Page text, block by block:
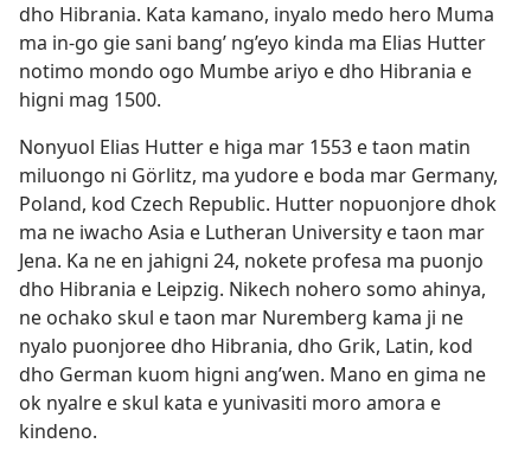
dho Hibrania. Kata kamano, inyalo medo hero Muma
ma in-go gie sani bang’ ng’eyo kinda ma Elias Hutter
notimo mondo ogo Mumbe ariyo e dho Hibrania e
higni mag 1500.
Nonyuol Elias Hutter e higa mar 1553 e taon matin
miluongo ni Görlitz, ma yudore e boda mar Germany,
Poland, kod Czech Republic. Hutter nopuonjore dhok
ma ne iwacho Asia e Lutheran University e taon mar
Jena. Ka ne en jahigni 24, nokete profesa ma puonjo
dho Hibrania e Leipzig. Nikech nohero somo ahinya,
ne ochako skul e taon mar Nuremberg kama ji ne
nyalo puonjoree dho Hibrania, dho Grik, Latin, kod
dho German kuom higni ang’wen. Mano en gima ne
ok nyalre e skul kata e yunivasiti moro amora e
kindeno.